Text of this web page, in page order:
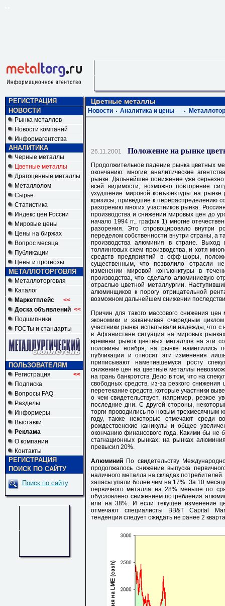
РЕГИСТРАЦИЯ
НОВОСТИ
Рынка металлов
Новости компаний
Информагентства
АНАЛИТИКА
Черные металлы
Цветные металлы
Драгоценные металлы
Металлолом
Сырье
Статистика
Индекс цен России
Мировые цены
Цены на биржах
Вопрос месяца
Публикации
Цены и прогнозы
МЕТАЛЛОТОРГОВЛЯ
Металлоторговля
Каталог
Маркетплейс
<<
Доска объявлений <<
Подшипники
ГОСТы и стандарты
ПОЛЬЗОВАТЕЛЯМ
Регистрация <<
Подписка
Вопросы FAQ
Разделы
Информеры
Выставки
Реклама
О компании
Контакты
РЕГИСТРАЦИЯ
ПОИСК ПО САЙТУ
Поиск по сайту
Цветные металлы
Новости Аналитика и цены
26.11.2001 Положение на рынке
Продолжительное падение рынка цветных
окончанию: многие аналитические
рынке. Дальнейшее понижение уже
всей видимости, возможно повторение
ухудшение мировой конъюнктуры на рынке
кризисы, приведшие к перераспределению
разорению многих участников рынка.
производства и снижении мировых цен до
начало 1994 гг., график 1) многие
разорения. Это спровоцировало внутри
переделом собственности внутри страны, а
производства алюминия в стране.
толлинговых схем производства, и хотя
средств предприятий в офф-шоры,
существенным, что позволило отрасли
изменении мировой конъюнктуры в
производства, что сделало алюминиевую
отраслью цветной металлургии.
алюминщиков к порогу отрицательной
возможном дальнейшем снижении
Причин для такого массового снижения
экономики и заканчивая очередным
участники рынка испытывали надежды, что с
в Афганистане ситуация на мировых
времени рынок цветных металлов на эти
половины ноября, на рынке наметились
публикации и относят эти изменения
приписывают наметившемуся росту
снижение цен на цветные металлы
на грань банкротств. Дело в том, что на
свободных средств, из-за резкого
перетекание средств, которые участники
о чем свидетельствует, например, резкое
последние дни. С другой стороны,
торги проводились по новым трехмесячным
году, также некоторые отмечают среди
рождественские каникулы и общее
окончанию финансового года. Какими бы не
стагнационных рынках: на рынках
превысил 20%.
Алюминий По свидетельству
продолжалось снижение выпуска
наличного металла на складах
запасы упали более чем на 17%. За 10
первичного металла на 28% меньше по
обусловлено снижением потребления
или на 38%. И если текущее изменение
отмечают специалисты BB&T Capital
тенденции следует ожидать не ранее 2